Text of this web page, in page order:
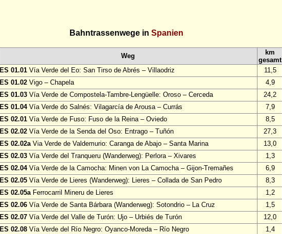
Bahntrassenwege in Spanien
Weg
km
gesamt
ES 01.01 Vía Verde del Eo: San Tirso de Abrés – Villaodriz 11,5
ES 01.02 Vigo – Chapela 4,9
ES 01.03 Vía Verde de Compostela-Tambre-Lengüelle: Oroso – Cerceda 24,2
ES 01.04Vía Verde do Salnés: Vilagarcía de Arousa – Currás 7,9
ES 02.01 Vía Verde de Fuso: Fuso de la Reina – Oviedo 8,5
ES 02.02 Vía Verde de la Senda del Oso: Entrago – Tuñón 27,3
ES 02.02aVia Verde de Valdemurio: Caranga de Abajo – Santa Marina 13,0
ES 02.03 Vía Verde del Tranqueru (Wanderweg): Perlora – Xivares 1,3
ES 02.04Vía Verde de la Camocha: Minen von La Camocha – Gijon-Tremañes 6,9
ES 02.05 Vía Verde de Lieres (Wanderweg): Lieres – Collada de San Pedro 8,3
ES 02.05aFerrocarril Mineru de Lieres 1,2
ES 02.06 Vía Verde de Santa Bárbara (Wanderweg): Sotondrio – La Cruz 1,5
ES 02.07 Vía Verde del Valle de Turón: Ujo – Urbiés de Turón 12,0
ES 02.08 Vía Verde del Río Negro: Oyanco-Moreda – Río Negro 1,4